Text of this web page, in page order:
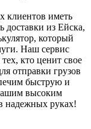
клиентов иметь
доставки из Ейска,
который
Наш сервис
кто ценит свое
отправки грузов
быструю и
высоким
надежных руках!